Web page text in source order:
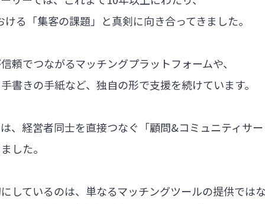
る「集客の課題」と真剣に向き合ってきました。
頼でつながるマッチングプラットフォームや、
書きの手紙など、独自の形で支援を続けています。
、経営者同士を直接つなぐ「顧問&コミュニティサ
した。
しているのは、単なるマッチングツールの提供では